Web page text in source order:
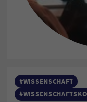
#WISSENSCHAFT